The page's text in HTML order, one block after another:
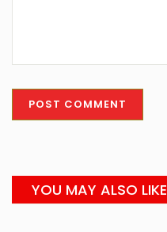
YOU MAY ALSO LIKE